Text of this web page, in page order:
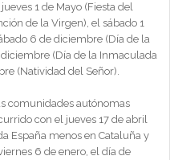
1 de Mayo (Fiesta del
de la Virgen), el sábado 1
6 de diciembre (Día de la
(Día de la Inmaculada
(Natividad del Señor).
comunidades autónomas
con el jueves 17 de abril
España menos en Cataluña y
6 de enero, el día de